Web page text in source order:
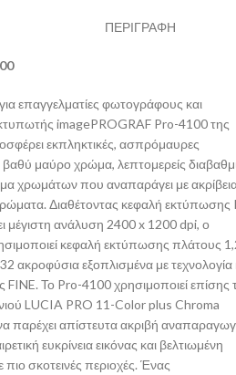
ΠΕΡΙΓΡΑΦΗ
επαγγελματίες φωτογράφους και
imagePROGRAF Pro-4100 της
εκπληκτικές, ασπρόμαυρες
μαύρο χρώμα, λεπτομερείς
χρωμάτων που αναπαράγει με
Διαθέτοντας κεφαλή εκτύπωσης
μέγιστη ανάλυση 2400 x 1200 dpi, ο
κεφαλή εκτύπωσης πλάτους
ακροφύσια εξοπλισμένα με τεχνολογία
Το Pro-4100 χρησιμοποιεί επίσης
LUCIA PRO 11-Color plus Chroma
παρέχει απίστευτα ακριβή
ευκρίνεια εικόνας και βελτιωμένη
πιο σκοτεινές περιοχές. Ένας